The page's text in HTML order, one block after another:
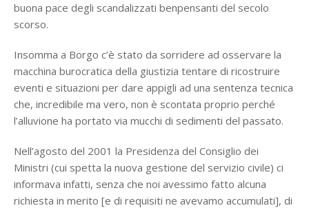
buona pace degli scandalizzati benpensanti del secolo
scorso.
Insomma a Borgo c’è stato da sorridere ad osservare la
macchina burocratica della giustizia tentare di ricostruire
eventi e situazioni per dare appigli ad una sentenza tecnica
che, incredibile ma vero, non è scontata proprio perché
l’alluvione ha portato via mucchi di sedimenti del passato.
Nell’agosto del 2001 la Presidenza del Consiglio dei
Ministri (cui spetta la nuova gestione del servizio civile) ci
informava infatti, senza che noi avessimo fatto alcuna
richiesta in merito [e di requisiti ne avevamo accumulati], di